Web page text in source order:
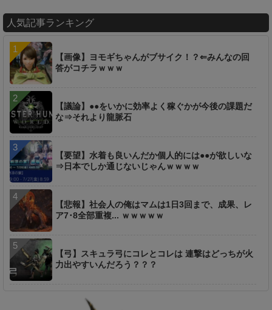
u
e
人気記事ランキング
【画像】ヨモギちゃんがブサイク！？⇐みんなの回
答がコチラｗｗｗ
【議論】●●をいかに効率よく稼ぐかが今後の課題だ
な⇒それより龍脈石
【要望】水着も良いんだか個人的には●●が欲しいな
⇒日本でしか通じないじゃんｗｗｗｗ
【悲報】社会人の俺はマムは1日3回まで、成果、レ
ア7･8全部重複... ｗｗｗｗｗ
【弓】スキュラ弓にコレとコレは 連撃はどっちが火
力出やすいんだろう？？？